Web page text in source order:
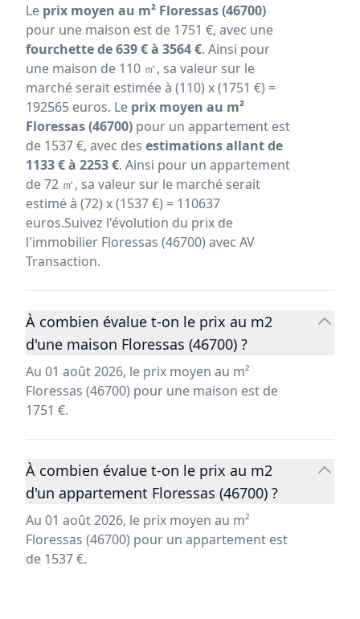
Le prix moyen au m² Floressas (46700)
pour une maison est de 1751 €, avec une
fourchette de 639 € à 3564 €. Ainsi pour
une maison de 110 ㎡, sa valeur sur le
marché serait estimée à (110) x (1751 €) =
192565 euros. Le prix moyen au m²
Floressas (46700) pour un appartement est
de 1537 €, avec des estimations allant de
1133 € à 2253 €. Ainsi pour un appartement
de 72 ㎡, sa valeur sur le marché serait
estimé à (72) x (1537 €) = 110637
euros.Suivez l'évolution du prix de
l'immobilier Floressas (46700) avec AV
Transaction.
À combien évalue t-on le prix au m2
d'une maison Floressas (46700) ?
Au 01 août 2026, le prix moyen au m²
Floressas (46700) pour une maison est de
1751 €.
À combien évalue t-on le prix au m2
d'un appartement Floressas (46700) ?
Au 01 août 2026, le prix moyen au m²
Floressas (46700) pour un appartement est
de 1537 €.